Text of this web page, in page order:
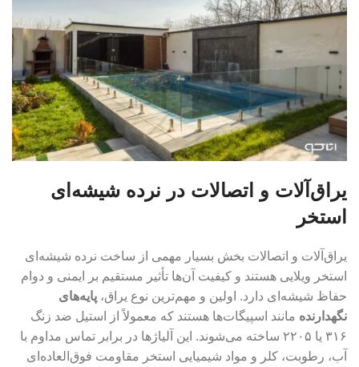
یراق‌آلات و اتصالات در نرده شیشه‌ای
استخر
یراق‌آلات و اتصالات بخش بسیار مهمی از ساخت نرده شیشه‌ای
استخر ویلایی هستند و کیفیت آن‌ها تأثیر مستقیم بر ایمنی و دوام
حفاظ شیشه‌ای دارد. اولین و مهم‌ترین نوع یراق، پایه‌های
نگهدارنده مانند اسپیگات‌ها هستند که معمولاً از استیل ضد زنگ
۳۱۶ یا ۲۲۰۵ ساخته می‌شوند. این آلیاژها در برابر تماس مداوم با
آب، رطوبت، کلر و مواد شیمیایی استخر مقاومت فوق‌العاده‌ای